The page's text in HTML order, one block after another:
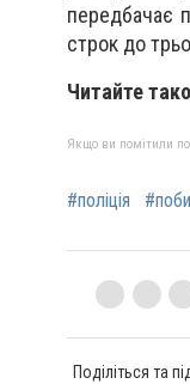
передбачає
строк до
Читайте
Якщо ви помітили
#поліція
Поділіться та